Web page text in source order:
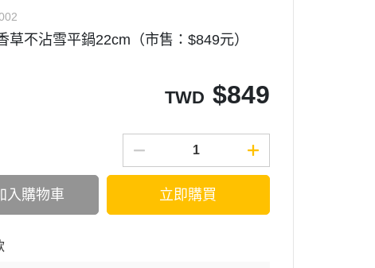
草不沾雪平鍋22cm（市售：$849元）
TWD $849
入購物車 立即購買